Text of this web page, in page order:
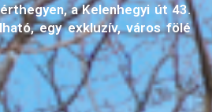
a Kelenhegyi út 43.
egy exkluzív, város fölé